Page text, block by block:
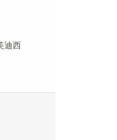
迪西